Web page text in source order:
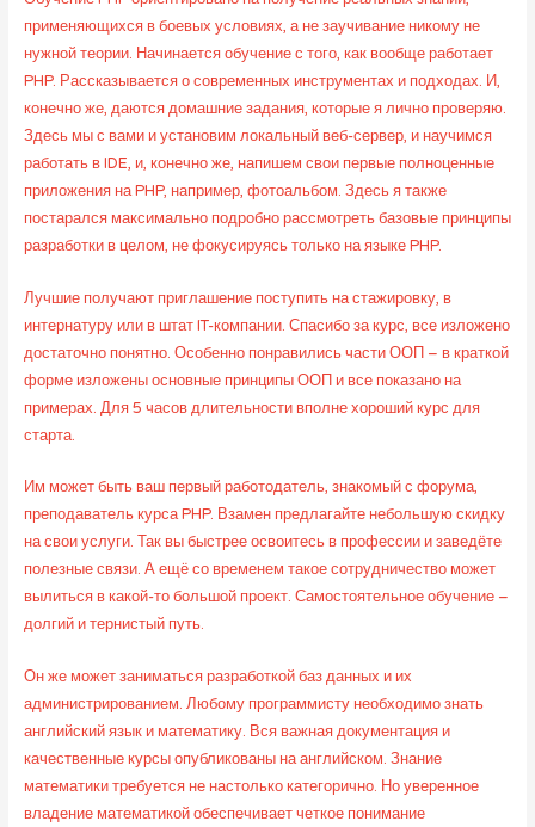
применяющихся в боевых условиях, а не заучивание никому не
нужной теории. Начинается обучение с того, как вообще работает
PHP. Рассказывается о современных инструментах и подходах. И,
конечно же, даются домашние задания, которые я лично проверяю.
Здесь мы с вами и установим локальный веб-сервер, и научимся
работать в IDE, и, конечно же, напишем свои первые полноценные
приложения на PHP, например, фотоальбом. Здесь я также
постарался максимально подробно рассмотреть базовые принципы
разработки в целом, не фокусируясь только на языке PHP.
Лучшие получают приглашение поступить на стажировку, в
интернатуру или в штат IT-компании. Спасибо за курс, все изложено
достаточно понятно. Особенно понравились части ООП – в краткой
форме изложены основные принципы ООП и все показано на
примерах. Для 5 часов длительности вполне хороший курс для
старта.
Им может быть ваш первый работодатель, знакомый с форума,
преподаватель курса PHP. Взамен предлагайте небольшую скидку
на свои услуги. Так вы быстрее освоитесь в профессии и заведёте
полезные связи. А ещё со временем такое сотрудничество может
вылиться в какой-то большой проект. Самостоятельное обучение –
долгий и тернистый путь.
Он же может заниматься разработкой баз данных и их
администрированием. Любому программисту необходимо знать
английский язык и математику. Вся важная документация и
качественные курсы опубликованы на английском. Знание
математики требуется не настолько категорично. Но уверенное
владение математикой обеспечивает четкое понимание